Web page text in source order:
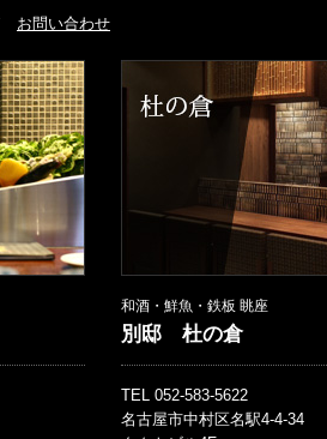
お問い合わせ
和酒・鮮魚・鉄板 眺座
別邸 杜の倉
TEL 052-583-5622
名古屋市中村区名駅4-4-34